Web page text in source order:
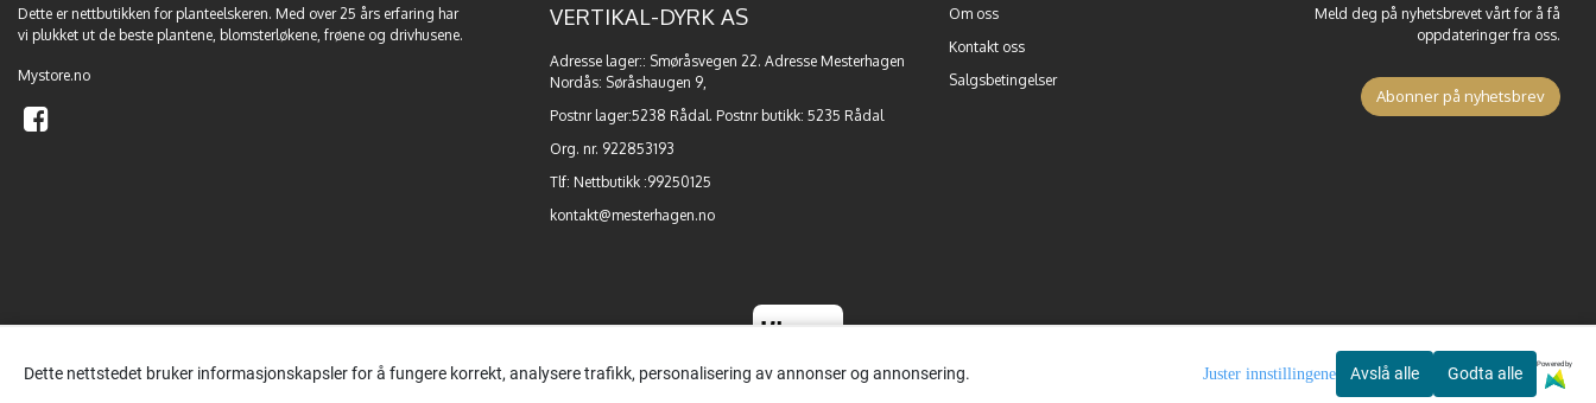
Dette er nettbutikken for planteelskeren. Med over 25 års erfaring har
vi plukket ut de beste plantene blomsterløkene frøene og drivhusene.
Mystore.no
VERTIKAL-DYRK AS
Adresse lager:: Smøråsvegen 22. Adresse Mesterhagen
Nordås: Søråshaugen 9,
Postnr lager:5238 Rådal. Postnr butikk: 5235 Rådal
Org. nr. 922853193
Tlf: Nettbutikk :99250125
kontakt@mesterhagen.no
Om oss
Kontakt oss
Salgsbetingelser
Meld deg på nyhetsbrevet vårt for å få
oppdateringer fra oss.
Abonner på nyhetsbrev
Dette nettstedet bruker informasjonskapsler for å fungere korrekt, analysere trafikk, personalisering av annonser og annonsering. Avslå alle Godta alle
Powered by
Juster innstillingene